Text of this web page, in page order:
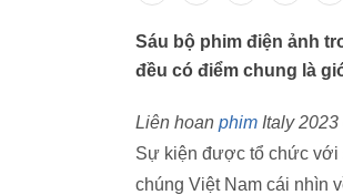
Sáu bộ phim điện ảnh
đều có điểm chung là
Liên hoan phim Italy 2023
Sự kiện được tổ chức với
chúng Việt Nam cái nhìn